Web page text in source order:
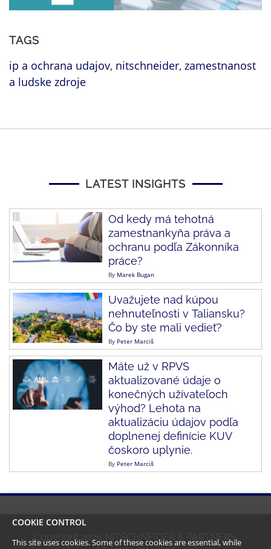
TAGS
ip a ochrana udajov, nitschneider, zamestnanost
a ludske zdroje
LATEST INSIGHTS
Od kedy má tehotná
zamestnankyňa práva a
ochranu podľa Zákonníka
práce?
By Marek Bugan
Uvažujete nad kúpou
nehnuteľnosti v Taliansku?
Čo by ste mali vedieť?
By Peter Marciš
Máte už v RPVS
aktualizované údaje o
konečných užívateľoch
výhod? Lehota na
aktualizáciu údajov podľa
doplnenej definície KUV
čoskoro uplynie.
By Peter Marciš
Copyright
NITSCHNEIDER & PARTNERS.
COOKIE CONTROL
This site uses cookies. Some of these cookies are essential, while